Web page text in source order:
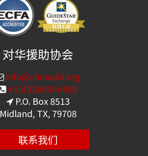
对华援助协会
info@chinaaid.org
+1(432)689-6985
P.O. Box 8513
Midland, TX, 79708
联系我们